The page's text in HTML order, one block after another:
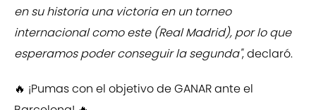
en su historia una victoria en un torneo
internacional como este (Real Madrid), por lo que
esperamos poder conseguir la segunda", declaró.
🔥 ¡Pumas con el objetivo de GANAR ante el